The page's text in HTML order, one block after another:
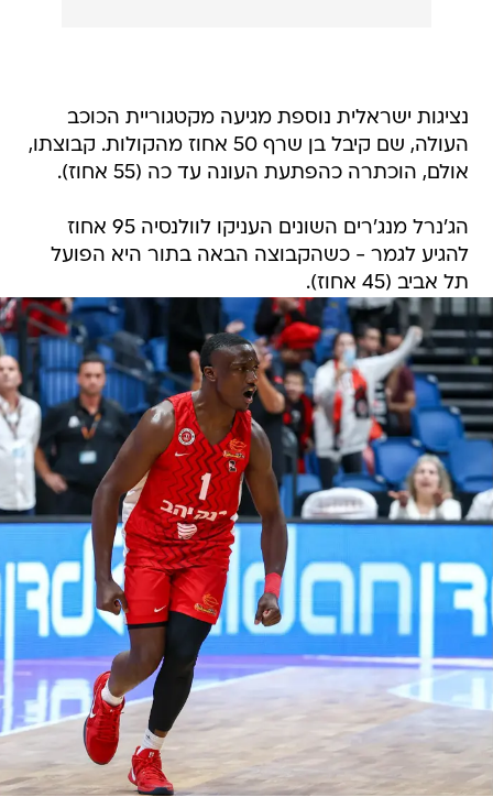
נציגות ישראלית נוספת מגיעה מקטגוריית הכוכב
העולה, שם קיבל בן שרף 50 אחוז מהקולות. קבוצתו,
אולם, הוכתרה כהפתעת העונה עד כה (55 אחוז).
הג'נרל מנג'רים השונים העניקו לוולנסיה 95 אחוז
להגיע לגמר - כשהקבוצה הבאה בתור היא הפועל
תל אביב (45 אחוז).